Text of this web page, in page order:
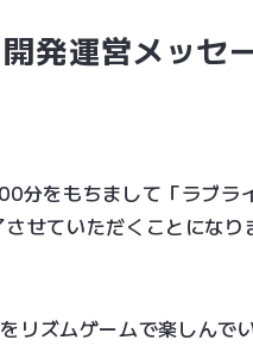
発運営メッセ
をもちまして「ラブラ
せていただくことにな
リズムゲームで楽しんで